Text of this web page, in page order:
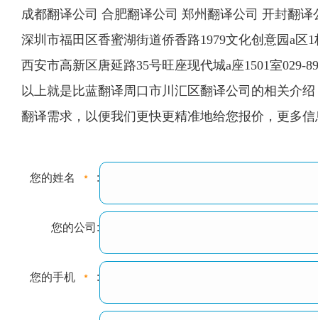
成都翻译公司 合肥翻译公司 郑州翻译公司 开封翻译
深圳市福田区香蜜湖街道侨香路1979文化创意园a区1
西安市高新区唐延路35号旺座现代城a座1501室029-
以上就是比蓝翻译周口市川汇区翻译公司的相关介
翻译需求，以便我们更快更精准地给您报价，更多
您的姓名 :
您的公司:
您的手机 :